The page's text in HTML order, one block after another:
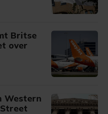
Britse
over
Western